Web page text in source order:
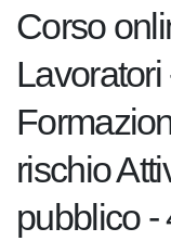
Corso
Lavoratori
rischio
il pubblico